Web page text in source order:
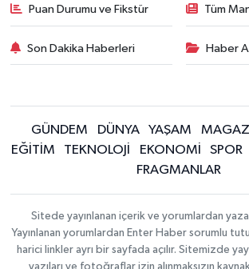
Puan Durumu ve Fikstür Tüm
Son Dakika Haberleri Haber
GÜNDEM DÜNYA YAŞAM
EĞİTİM
TEKNOLOJİ EKONOMİ SPOR
FRAGMANLAR
Sitede yayınlanan içerik ve yorumlardan
Yayınlanan yorumlardan Enter Haber sorumlu
harici linkler ayrı bir sayfada açılır. Sitemizde
yazıları ve fotoğraflar izin alınmaksızın